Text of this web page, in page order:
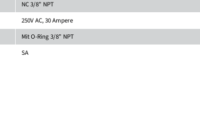
NC 3/8" NPT
250V AC, 30 Ampere
Mit O-Ring 3/8" NPT
SA